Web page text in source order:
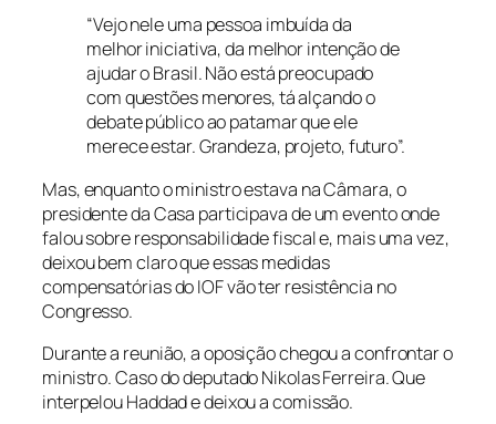
“Vejo nele uma pessoa imbuída da
melhor iniciativa, da melhor intenção de
ajudar o Brasil. Não está preocupado
com questões menores, tá alçando o
debate público ao patamar que ele
merece estar. Grandeza, projeto, futuro”.
Mas, enquanto o ministro estava na Câmara, o
presidente da Casa participava de um evento onde
falou sobre responsabilidade fiscal e, mais uma vez,
deixou bem claro que essas medidas
compensatórias do IOF vão ter resistência no
Congresso.
Durante a reunião, a oposição chegou a confrontar o
ministro. Caso do deputado Nikolas Ferreira. Que
interpelou Haddad e deixou a comissão.